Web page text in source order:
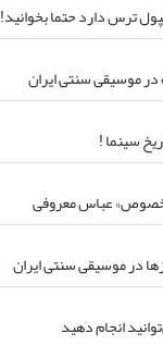
ترس دارد حتما بخوانید!
موسیقی سنتی ایران
مخصوص» عباس معروفی
در موسیقی سنتی ایران